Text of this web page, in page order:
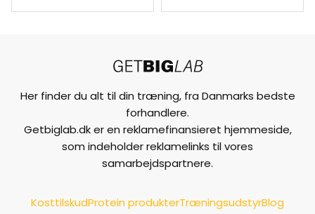
Her finder du alt til din træning, fra Danmarks bedste
forhandlere.
Getbiglab.dk er en reklamefinansieret hjemmeside,
som indeholder reklamelinks til vores
samarbejdspartnere.
KosttilskudProtein produkterTræningsudstyrBlog